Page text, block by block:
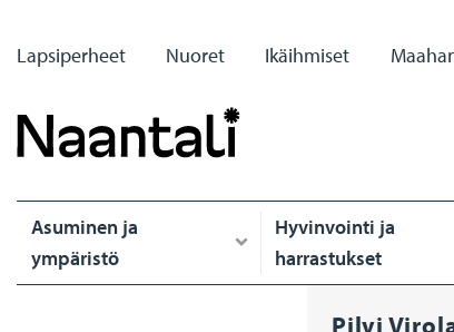
pääsisältöön
Primary
Lapsiperheet Nuoret Ikäihmiset
Päävalikko
Asuminen ja
ympäristö
Hyvinvointi ja
harrastukset
Pilvi